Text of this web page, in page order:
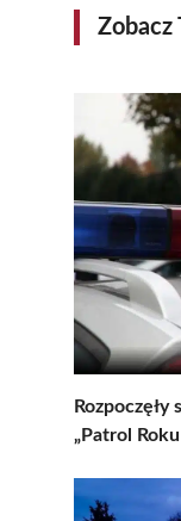
Zobacz
„Patrol